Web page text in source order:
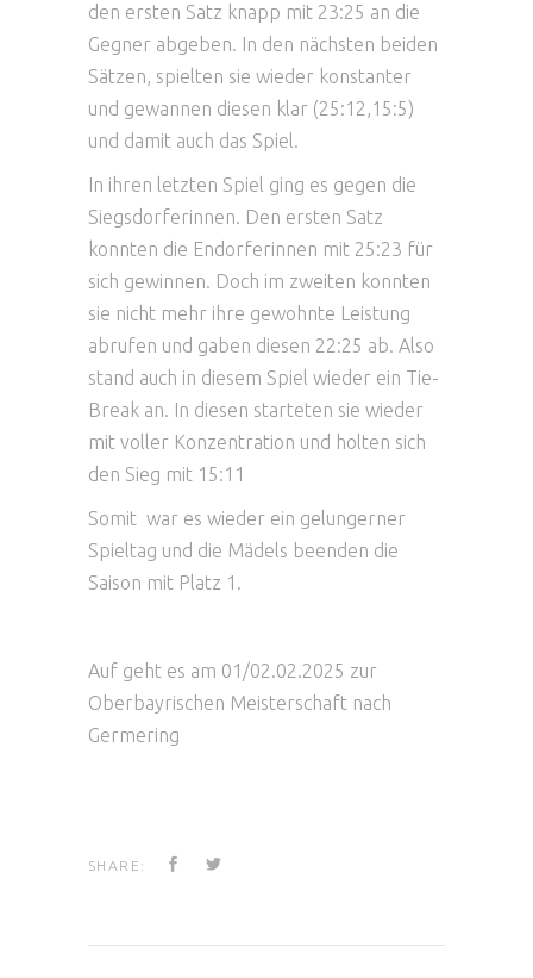
den ersten Satz knapp mit 23:25 an die
Gegner abgeben. In den nächsten beiden
Sätzen, spielten sie wieder konstanter
und gewannen diesen klar (25:12,15:5)
und damit auch das Spiel.
In ihren letzten Spiel ging es gegen die
Siegsdorferinnen. Den ersten Satz
konnten die Endorferinnen mit 25:23 für
sich gewinnen. Doch im zweiten konnten
sie nicht mehr ihre gewohnte Leistung
abrufen und gaben diesen 22:25 ab. Also
stand auch in diesem Spiel wieder ein Tie-
Break an. In diesen starteten sie wieder
mit voller Konzentration und holten sich
den Sieg mit 15:11
Somit war es wieder ein gelungerner
Spieltag und die Mädels beenden die
Saison mit Platz 1.
Auf geht es am 01/02.02.2025 zur
Oberbayrischen Meisterschaft nach
Germering
SHARE: